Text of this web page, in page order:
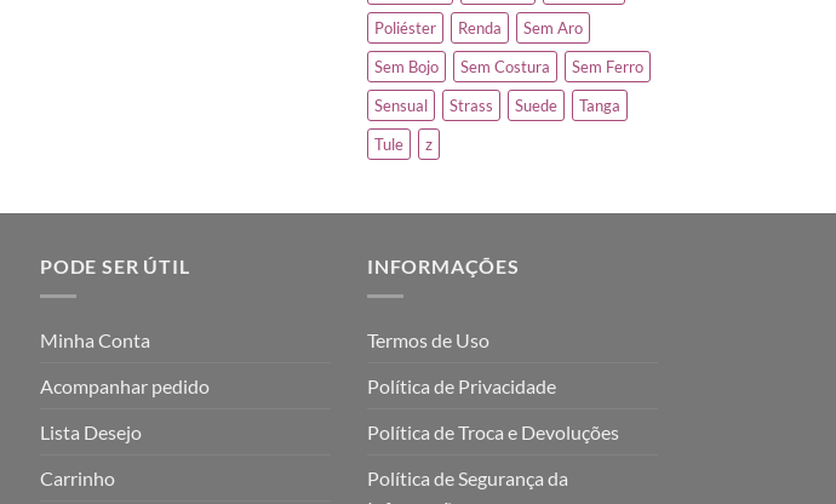
Poliéster
Renda
Sem Aro
Sem Bojo
Sem Costura
Sem Ferro
Sensual
Strass Suede
Tanga
Tule
z
PODE SER ÚTIL
Minha Conta
Acompanhar pedido
Lista Desejo
Carrinho
INFORMAÇÕES
Termos de Uso
Política de Privacidade
Política de Troca e Devoluções
Política de Segurança da